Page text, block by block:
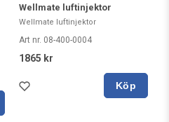
Wellmate luftinjektor
Wellmate luftinjektor
Art nr. 08-400-0004
1865 kr
Köp